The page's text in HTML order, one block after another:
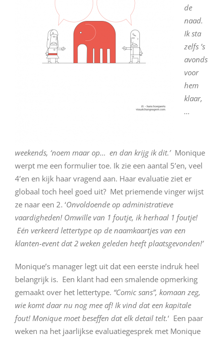
de
naad.
Ik sta
zelfs ’s
avonds
voor
hem
klaar,
…
weekends, ‘noem maar op… en dan krijg ik dit.’Monique
werpt me een formulier toe. Ik zie een aantal 5’en, veel
4’en en kijk haar vragend aan. Haar evaluatie ziet er
globaal toch heel goed uit? Met priemende vinger wijst
ze naar een 2. ‘Onvoldoende op administratieve
vaardigheden! Omwille van 1 foutje, ik herhaal 1 foutje!
Eén verkeerd lettertype op de naamkaartjes van een
klanten-event dat 2 weken geleden heeft plaatsgevonden!’
Monique’s manager legt uit dat een eerste indruk heel
belangrijk is. Een klant had een smalende opmerking
gemaakt over het lettertype. “Comic sans”, komaan zeg,
wie komt daar nu nog mee af! Ik vind dat een kapitale
fout! Monique moet beseffen dat elk detail telt.‘ Een paar
weken na het jaarlijkse evaluatiegesprek met Monique